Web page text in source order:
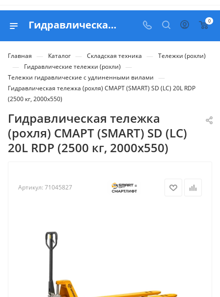
Гидравлическая тележка (роxля) СМАРТ (SMART) SD (LC) 20L RDP (2500 кг, 2000x550) - купить в Belapex 0
Главная — Каталог — Складская техника — Тележки (рохли)
— Гидравлические тележки (рохли) —
Тележки гидравлические с удлиненными вилами —
Гидравлическая тележка (роxля) СМАРТ (SMART) SD (LC) 20L RDP
(2500 кг, 2000x550)
Гидравлическая тележка
(роxля) СМАРТ (SMART) SD (LC)
20L RDP (2500 кг, 2000x550)
Артикул: 71045827